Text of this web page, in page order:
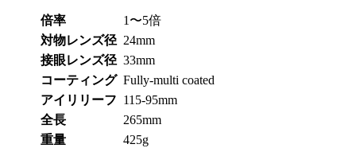
倍率
1〜5倍
対物レンズ径 24mm
接眼レンズ径 33mm
コーティング Fully-multi coated
アイリリーフ 115-95mm
全長
265mm
重量
425g